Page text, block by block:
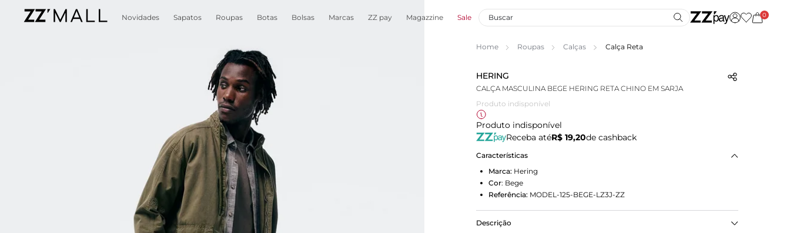
Novidades Sapatos Roupas Botas Bolsas Marcas ZZ pay Magazzine Sale 0
Home Roupas Calças Calça Reta
HERING
CALÇA MASCULINA BEGE HERING RETA CHINO EM SARJA
Produto indisponível
Produto indisponível
Receba atéR$ 19,20de cashback
Características
Marca: Hering
Cor: Bege
Referência: MODEL-125-BEGE-LZ3J-ZZ
Descrição